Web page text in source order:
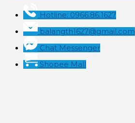
Hotline: 0966.86.1627
balangth1627@gmail.com
Chat Messenger
Shopee Mall